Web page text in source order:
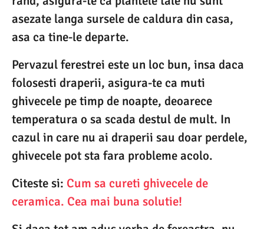
asezate langa sursele de caldura din casa,
asa ca tine-le departe.
Pervazul ferestrei este un loc bun, insa daca
folosesti draperii, asigura-te ca muti
ghivecele pe timp de noapte, deoarece
temperatura o sa scada destul de mult. In
cazul in care nu ai draperii sau doar perdele,
ghivecele pot sta fara probleme acolo.
Citeste si: Cum sa cureti ghivecele de
ceramica. Cea mai buna solutie!